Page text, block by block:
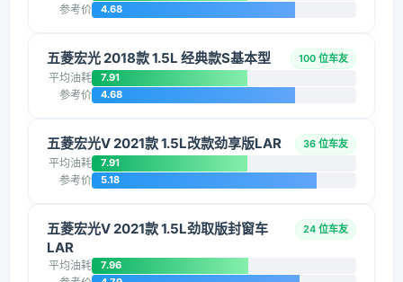
参考价 4.68
五菱宏光 2018款 1.5L 经典款S基本型 100 位车友
平均油耗 7.91
参考价 4.68
五菱宏光V 2021款 1.5L改款劲享版LAR 36 位车友
平均油耗 7.91
参考价 5.18
五菱宏光V 2021款 1.5L劲取版封窗车
LAR
24 位车友
平均油耗 7.96